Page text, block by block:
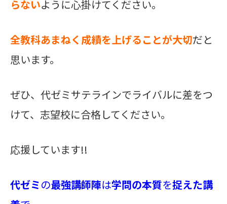
らないように心掛けてください。
全教科あまねく成績を上げることが大切だと
思います。
ぜひ、代ゼミサテラインでライバルに差をつ
けて、志望校に合格してください。
応援しています!!
代ゼミの最強講師陣は学問の本質を捉えた講